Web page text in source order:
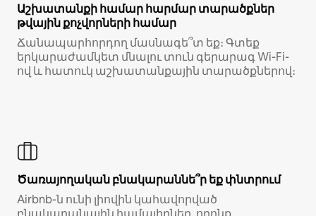
Աշխատանքի համար հարմար տարածքներ
թվային քոչվորների համար
Ճանապարհորդող մասնագե՞տ եք։ Գտեք
երկարաժամկետ մնալու տուն գերարագ Wi-Fi-
ով և հատուկ աշխատանքային տարածքներով։
Ծառայողական բնակարաննե՞ր եք փնտրում
Airbnb-ն ունի լիովին կահավորված